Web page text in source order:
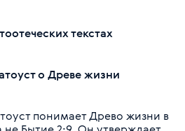
текстах
о Древе жизни
понимает Древо жизни в